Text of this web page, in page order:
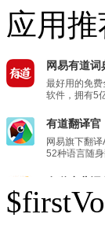
应用推